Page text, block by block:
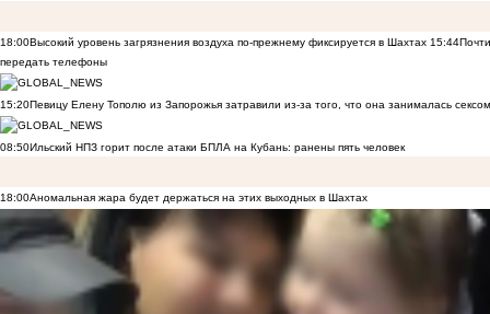
18:00Высокий уровень загрязнения воздуха по-прежнему фиксируется в Шахтах 15:44
передать телефоны
15:20Певицу Елену Тополю из Запорожья затравили из-за того, что она занималась
08:50Ильский НПЗ горит после атаки БПЛА на Кубань: ранены пять человек
18:00Аномальная жара будет держаться на этих выходных в Шахтах